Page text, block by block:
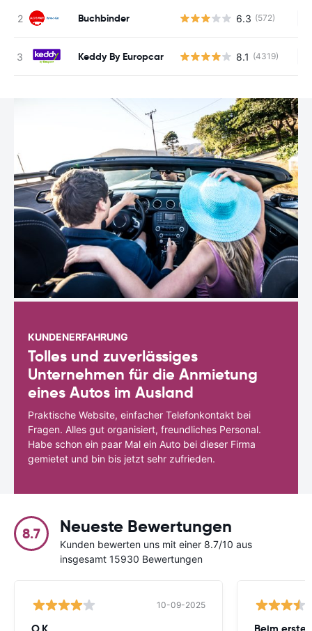
Buchbinder 6.3 (572)
Keddy By Europcar 8.1 (4319)
KUNDENERFAHRUNG
Tolles und zuverlässiges
Unternehmen für die Anmietung
eines Autos im Ausland
Praktische Website, einfacher Telefonkontakt bei
Fragen. Alles gut organisiert, freundliches Personal.
Habe schon ein paar Mal ein Auto bei dieser Firma
gemietet und bin bis jetzt sehr zufrieden.
8.7 Neueste Bewertungen
Kunden bewerten uns mit einer 8.7/10 aus
insgesamt 15930 Bewertungen
10-09-2025